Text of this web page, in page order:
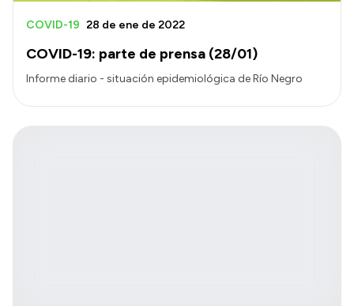
COVID-19: parte de prensa (28/01)
COVID-19 28 de ene de 2022
Informe diario - situación epidemiológica de Río Negro